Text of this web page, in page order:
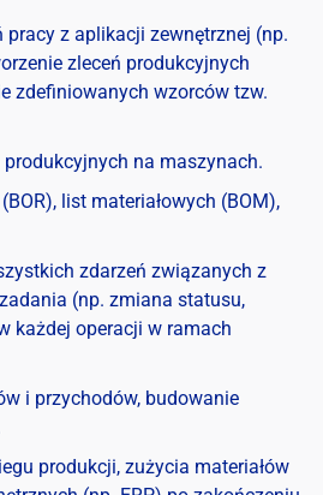
pracy z aplikacji zewnętrznej (np.
zleceń produkcyjnych
zdefiniowanych wzorców tzw.
na maszynach.
list materiałowych (BOM),
zdarzeń związanych z
(np. zmiana statusu,
każdej operacji w ramach
i przychodów, budowanie
produkcji, zużycia materiałów